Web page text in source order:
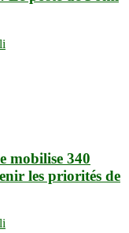
mobilise 340
les priorités de